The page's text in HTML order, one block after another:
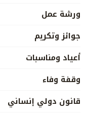
ورشة عمل
جوائز وتكريم
أعياد ومناسبات
وقفة وفاء
قانون دولي إنساني